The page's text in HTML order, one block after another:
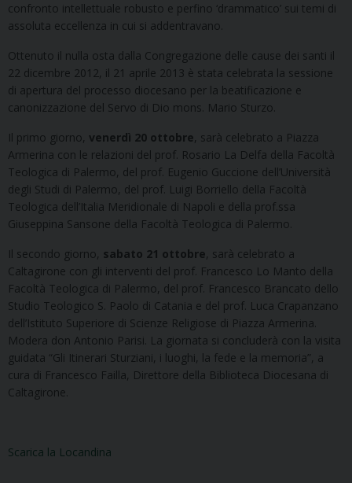
confronto intellettuale robusto e perfino ‘drammatico’ sui temi di
assoluta eccellenza in cui si addentravano.
Ottenuto il nulla osta dalla Congregazione delle cause dei santi il
22 dicembre 2012, il 21 aprile 2013 è stata celebrata la sessione
di apertura del processo diocesano per la beatificazione e
canonizzazione del Servo di Dio mons. Mario Sturzo.
Il primo giorno, venerdì 20 ottobre, sarà celebrato a Piazza
Armerina con le relazioni del prof. Rosario La Delfa della Facoltà
Teologica di Palermo, del prof. Eugenio Guccione dell’Università
degli Studi di Palermo, del prof. Luigi Borriello della Facoltà
Teologica dell’Italia Meridionale di Napoli e della prof.ssa
Giuseppina Sansone della Facoltà Teologica di Palermo.
Il secondo giorno, sabato 21 ottobre, sarà celebrato a
Caltagirone con gli interventi del prof. Francesco Lo Manto della
Facoltà Teologica di Palermo, del prof. Francesco Brancato dello
Studio Teologico S. Paolo di Catania e del prof. Luca Crapanzano
dell’Istituto Superiore di Scienze Religiose di Piazza Armerina.
Modera don Antonio Parisi. La giornata si concluderà con la visita
guidata “Gli Itinerari Sturziani, i luoghi, la fede e la memoria”, a
cura di Francesco Failla, Direttore della Biblioteca Diocesana di
Caltagirone.
Scarica la Locandina